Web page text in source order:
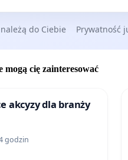
do Ciebie Prywatność
cię zainteresować
akcyzy dla branży
godzin